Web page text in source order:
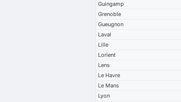
Guingamp
Grenoble
Gueugnon
Laval
Lille
Lorient
Lens
Le Havre
Le Mans
Lyon